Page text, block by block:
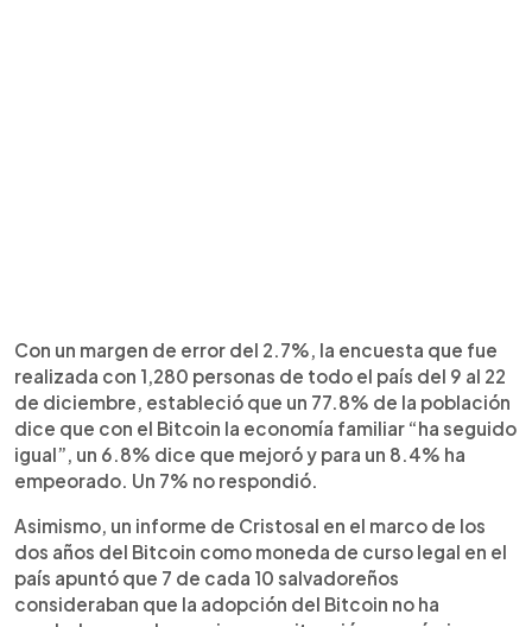
Con un margen de error del 2.7%, la encuesta que fue
realizada con 1,280 personas de todo el país del 9 al 22
de diciembre, estableció que un 77.8% de la población
dice que con el Bitcoin la economía familiar “ha seguido
igual”, un 6.8% dice que mejoró y para un 8.4% ha
empeorado. Un 7% no respondió.
Asimismo, un informe de Cristosal en el marco de los
dos años del Bitcoin como moneda de curso legal en el
país apuntó que 7 de cada 10 salvadoreños
consideraban que la adopción del Bitcoin no ha